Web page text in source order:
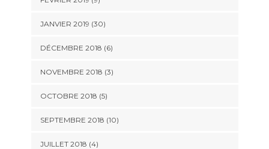
JANVIER 2019 (30)
DÉCEMBRE 2018 (6)
NOVEMBRE 2018 (3)
OCTOBRE 2018 (5)
SEPTEMBRE 2018 (10)
JUILLET 2018 (4)